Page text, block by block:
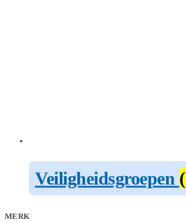
Veiligheidsgroepen
MERK